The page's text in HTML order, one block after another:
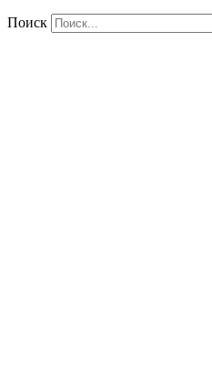
Поиск